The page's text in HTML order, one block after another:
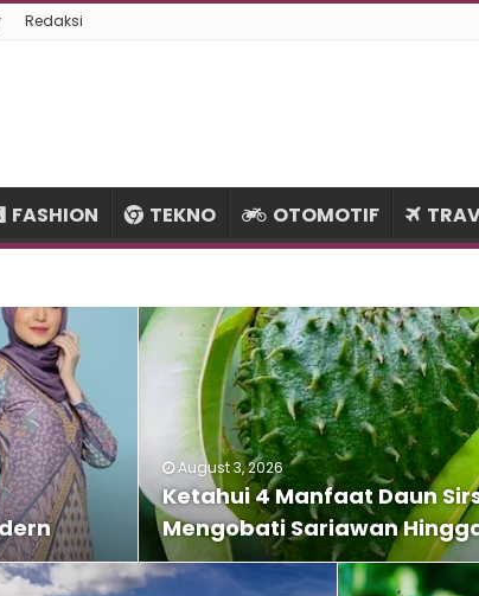
Redaksi
FASHION TEKNO OTOMOTIF
August 3, 2026
Ketahui 4 Manfaat Daun
Mengobati Sariawan